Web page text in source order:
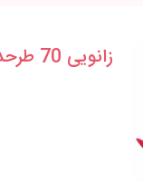
زانویی 70 طرحدار (سمیک)